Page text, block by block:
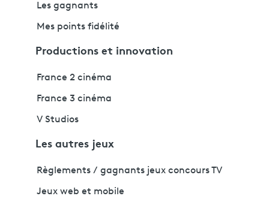
Les gagnants
Mes points fidélité
Productions et innovation
France 2 cinéma
France 3 cinéma
V Studios
Les autres jeux
Règlements / gagnants jeux concours TV
Jeux web et mobile